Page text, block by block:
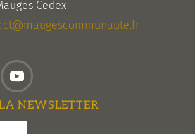
Cedex
YouTube
NEWSLETTER